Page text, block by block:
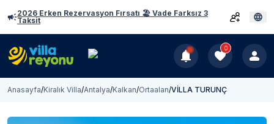
2026 Erken Rezervasyon Fırsatı 🏖️ Vade Farksız 3
Taksit
0
Anasayfa/Kiralık Villa/Antalya/Kalkan/Ortaalan/VİLLA TURUNÇ